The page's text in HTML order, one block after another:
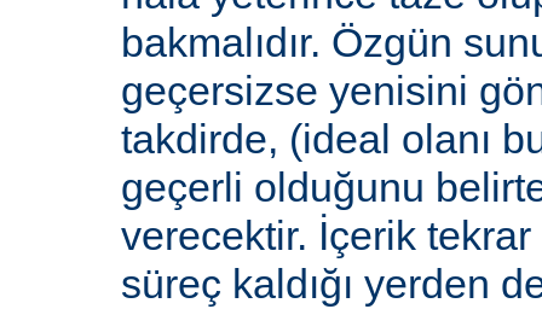
bakmalıdır. Özgün
geçersizse yenisini
takdirde, (ideal olanı
geçerli olduğunu
verecektir. İçerik
süreç kaldığı yerden